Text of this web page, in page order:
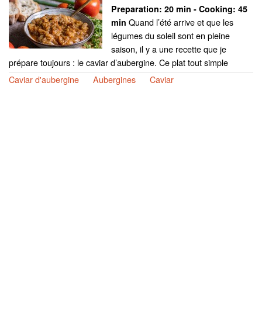
Preparation: 20 min - Cooking: 45
min Quand l’été arrive et que les
légumes du soleil sont en pleine
saison, il y a une recette que je
prépare toujours : le caviar d’aubergine. Ce plat tout simple
Caviar d'aubergine
Aubergines Caviar